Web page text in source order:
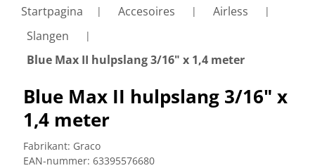
Startpagina Accesoires
Airless
Slangen
Blue Max II hulpslang 3/16" x 1,4 meter
Blue Max II hulpslang 3/16" x
1,4 meter
Fabrikant: Graco
EAN-nummer: 63395576680